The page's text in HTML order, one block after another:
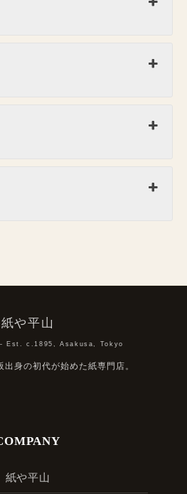
紙や平山
Est. c.1895, Asakusa, Tokyo
出身の初代が始めた紙専門店。
紙や平山